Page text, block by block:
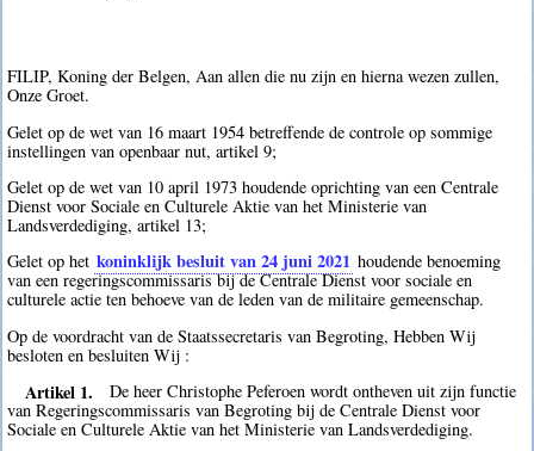
FILIP, Koning der Belgen, Aan allen die nu zijn en hierna wezen zullen,
Onze Groet.
Gelet op de wet van 16 maart 1954 betreffende de controle op sommige
instellingen van openbaar nut, artikel 9;
Gelet op de wet van 10 april 1973 houdende oprichting van een Centrale
Dienst voor Sociale en Culturele Aktie van het Ministerie van
Landsverdediging, artikel 13;
Gelet op het koninklijk besluit van 24 juni 2021 houdende benoeming
van een regeringscommissaris bij de Centrale Dienst voor sociale en
culturele actie ten behoeve van de leden van de militaire gemeenschap.
Op de voordracht van de Staatssecretaris van Begroting, Hebben Wij
besloten en besluiten Wij :
Artikel 1.
De heer Christophe Peferoen wordt ontheven uit zijn functie
van Regeringscommissaris van Begroting bij de Centrale Dienst voor
Sociale en Culturele Aktie van het Ministerie van Landsverdediging.